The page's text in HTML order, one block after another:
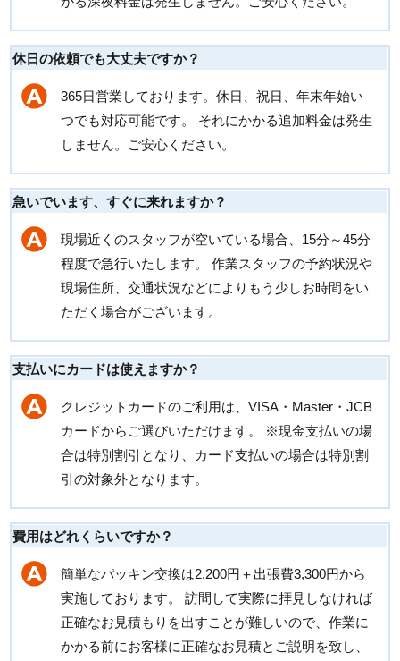
休日の依頼でも大丈夫ですか？
365日営業しております。休日、祝日、年末年始い
つでも対応可能です。 それにかかる追加料金は発生
しません。ご安心ください。
急いでいます、すぐに来れますか？
現場近くのスタッフが空いている場合、15分～45分
程度で急行いたします。 作業スタッフの予約状況や
現場住所、交通状況などによりもう少しお時間をい
ただく場合がございます。
支払いにカードは使えますか？
クレジットカードのご利用は、VISA・Master・JCB
カードからご選びいただけます。 ※現金支払いの場
合は特別割引となり、カード支払いの場合は特別割
引の対象外となります。
費用はどれくらいですか？
簡単なパッキン交換は2,200円＋出張費3,300円から
実施しております。 訪問して実際に拝見しなければ
正確なお見積もりを出すことが難しいので、作業に
かかる前にお客様に正確なお見積とご説明を致し、